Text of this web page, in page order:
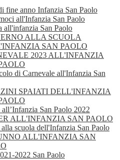
fine anno Infanzia San Paolo
all'Infanzia San Paolo
all'infanzia San Paolo
ALLA SCUOLA
SAN PAOLO
2023 ALL'INFANZIA
di Carnevale all'Infanzia San
SPAIATI DELL'INFANZIA
San Paolo 2022
ALL'INFANZIA SAN PAOLO
alla scuola dell'Infanzia San Paolo
ALL'INFANZIA SAN
2022 San Paolo